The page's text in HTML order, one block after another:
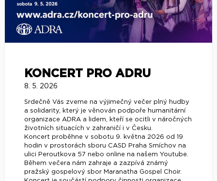
KONCERT PRO ADRU
8. 5. 2026
Srdečně Vás zveme na výjimečný večer plný hudby
a solidarity, který je věnován podpoře humanitární
organizace ADRA a lidem, kteří se ocitli v náročných
životních situacích v zahraničí i v Česku.
Koncert proběhne v sobotu 9. května 2026 od 19
hodin v prostorách sboru CASD Praha Smíchov na
ulici Peroutkova 57 nebo online na našem Youtube.
Během večera nám zahraje a zazpívá známý
pražský gospelový sbor Maranatha Gospel Choir.